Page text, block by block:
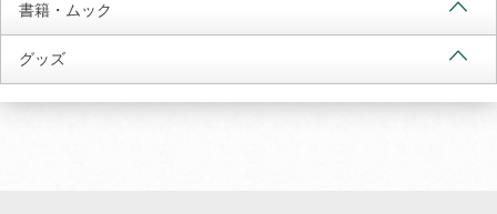
書籍・ムック
グッズ